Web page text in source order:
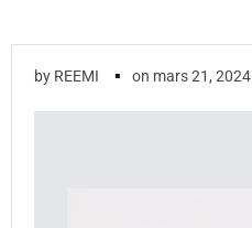
by REEMI ▪ on mars 21, 2024